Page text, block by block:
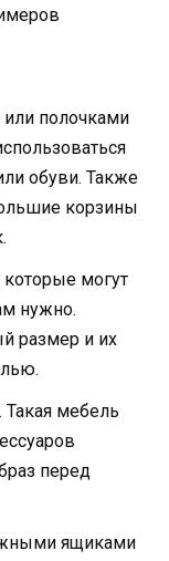
полочками
обуви. Также
корзины
которые могут
нужно.
размер и их
мебель
перед
ящиками